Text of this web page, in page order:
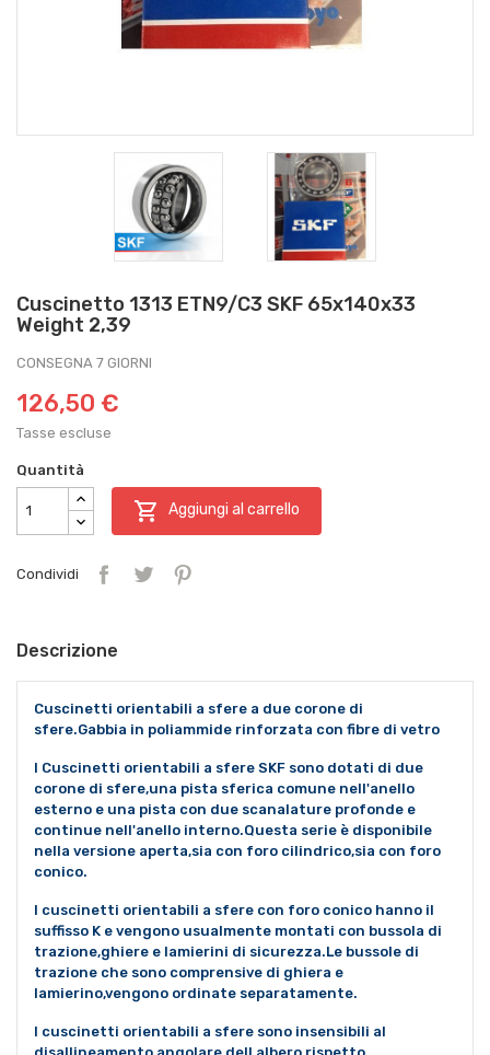
Cuscinetto 1313 ETN9/C3 SKF 65x140x33
Weight 2,39
CONSEGNA 7 GIORNI
126,50 €
Tasse escluse
Quantità
 Aggiungi al carrello
Condividi
Descrizione
Cuscinetti orientabili a sfere a due corone di
sfere.Gabbia in poliammide rinforzata con fibre di vetro
I Cuscinetti orientabili a sfere SKF sono dotati di due
corone di sfere,una pista sferica comune nell'anello
esterno e una pista con due scanalature profonde e
continue nell'anello interno.Questa serie è disponibile
nella versione aperta,sia con foro cilindrico,sia con foro
conico.
I cuscinetti orientabili a sfere con foro conico hanno il
suffisso K e vengono usualmente montati con bussola di
trazione,ghiere e lamierini di sicurezza.Le bussole di
trazione che sono comprensive di ghiera e
lamierino,vengono ordinate separatamente.
I cuscinetti orientabili a sfere sono insensibili al